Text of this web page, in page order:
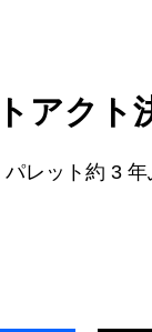
アクト
レット約 3